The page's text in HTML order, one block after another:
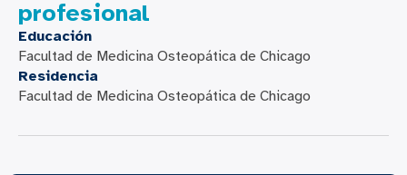
profesional
Educación
Facultad de Medicina Osteopática de Chicago
Residencia
Facultad de Medicina Osteopática de Chicago